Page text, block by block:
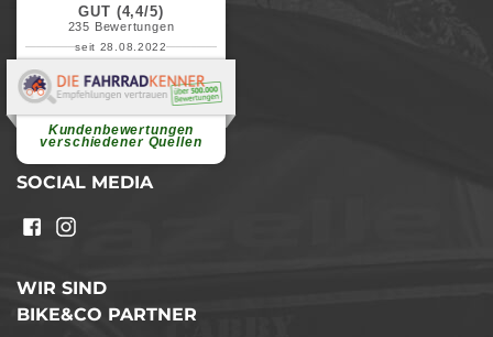
GUT (4,4/5)
235 Bewertungen
seit 28.08.2022
Kundenbewertungen
verschiedener Quellen
Elvira B.
Superschnelle und freundliche
weiterlesen
SOCIAL MEDIA
WIR SIND
BIKE&CO PARTNER